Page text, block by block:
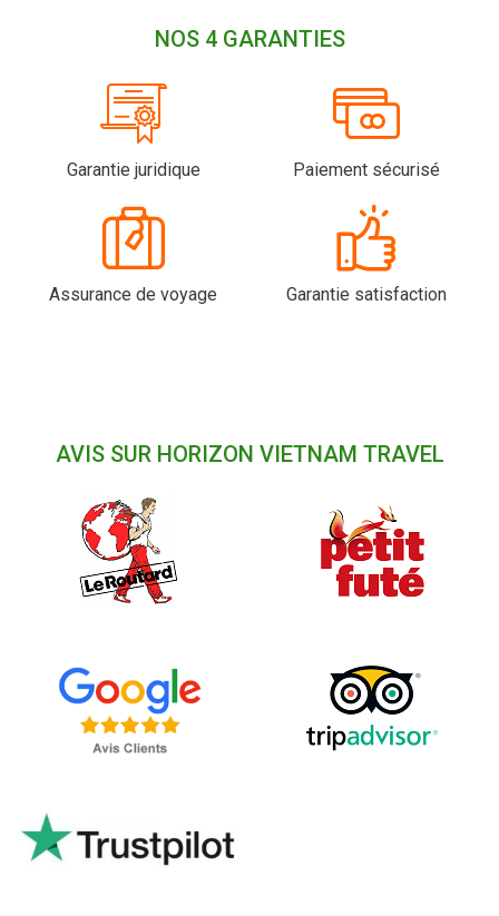
NOS 4 GARANTIES
Garantie juridique Paiement sécurisé
Assurance de voyage Garantie satisfaction
AVIS SUR HORIZON VIETNAM TRAVEL